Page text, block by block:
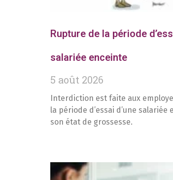
Rupture de la période
salariée enceinte
5 août 2026
Interdiction est faite aux
la période d’essai d’une salariée
son état de grossesse.